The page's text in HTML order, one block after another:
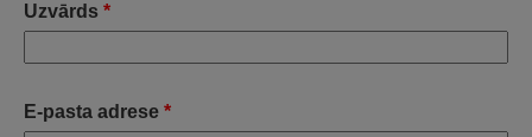
Uzvārds *
E-pasta adrese *